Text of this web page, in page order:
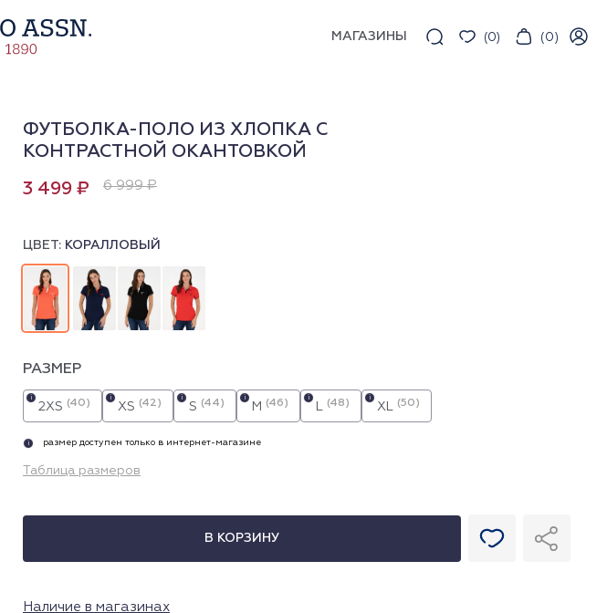
МАГАЗИНЫ (0) (0)
ФУТБОЛКА-ПОЛО ИЗ ХЛОПКА С
КОНТРАСТНОЙ ОКАНТОВКОЙ
3 499 ₽ 6 999 ₽
ЦВЕТ: КОРАЛЛОВЫЙ
РАЗМЕР
2XS (40)
i
XS (42)
i
S (44)
i
M (46)
i
L (48)
i
XL (50)
i
i размер доступен только в интернет-магазине
Таблица размеров
В КОРЗИНУ
Наличие в магазинах